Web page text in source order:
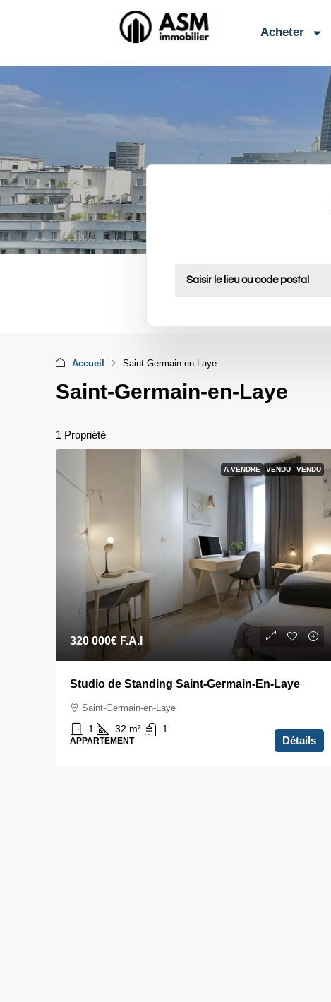
Acheter
Accueil Saint-Germain-en-Laye
Saint-Germain-en-Laye
1 Propriété
A VENDRE VENDU VENDU
320 000€ F.A.I
Studio de Standing Saint-Germain-En-Laye
Saint-Germain-en-Laye
1 32 m² 1
APPARTEMENT Détails